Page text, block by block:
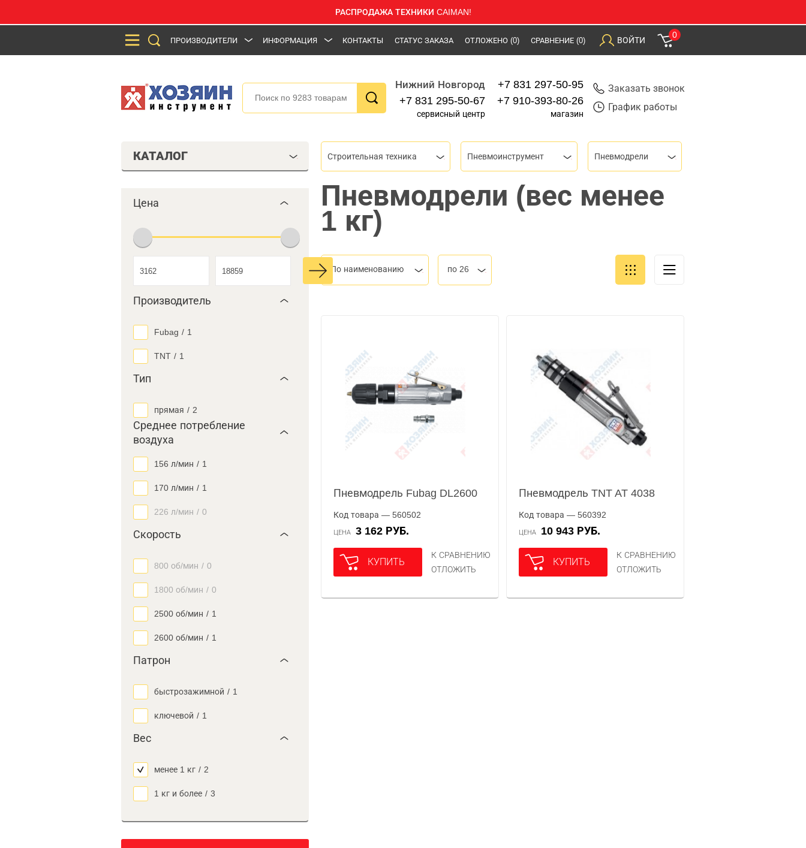
РАСПРОДАЖА ТЕХНИКИ CAIMAN!
ПРОИЗВОДИТЕЛИ ИНФОРМАЦИЯ КОНТАКТЫ СТАТУС ЗАКАЗА ОТЛОЖЕНО (0) СРАВНЕНИЕ (0) ВОЙТИ
0
Нижний Новгород
+7 831 295-50-67
сервисный центр
+7 831 297-50-95
+7 910-393-80-26
магазин
Заказать звонок
График работы
КАТАЛОГ
Цена
Производитель
Fubag / 1
TNT / 1
Тип
прямая / 2
Среднее потребление
воздуха
156 л/мин / 1
170 л/мин / 1
226 л/мин / 0
Скорость
800 об/мин / 0
1800 об/мин / 0
2500 об/мин / 1
2600 об/мин / 1
Патрон
быстрозажимной / 1
ключевой / 1
Вес
менее 1 кг / 2
1 кг и более / 3
Строительная техника Пневмоинструмент Пневмодрели
Пневмодрели (вес менее
1 кг)
По наименованию по 26
Пневмодрель Fubag DL2600
Код товара — 560502
ЦЕНА 3 162 РУБ.
КУПИТЬ
К СРАВНЕНИЮ
ОТЛОЖИТЬ
Пневмодрель TNT AT 4038
Код товара — 560392
ЦЕНА 10 943 РУБ.
КУПИТЬ
К СРАВНЕНИЮ
ОТЛОЖИТЬ